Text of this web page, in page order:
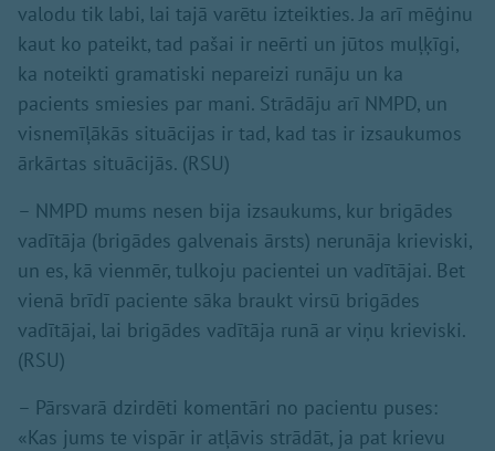
valodu tik labi, lai tajā varētu izteikties. Ja arī mēģinu
kaut ko pateikt, tad pašai ir neērti un jūtos muļķīgi,
ka noteikti gramatiski nepareizi runāju un ka
pacients smiesies par mani. Strādāju arī NMPD, un
visnemīļākās situācijas ir tad, kad tas ir izsaukumos
ārkārtas situācijās. (RSU)
– NMPD mums nesen bija izsaukums, kur brigādes
vadītāja (brigādes galvenais ārsts) nerunāja krieviski,
un es, kā vienmēr, tulkoju pacientei un vadītājai. Bet
vienā brīdī paciente sāka braukt virsū brigādes
vadītājai, lai brigādes vadītāja runā ar viņu krieviski.
(RSU)
– Pārsvarā dzirdēti komentāri no pacientu puses:
«Kas jums te vispār ir atļāvis strādāt, ja pat krievu